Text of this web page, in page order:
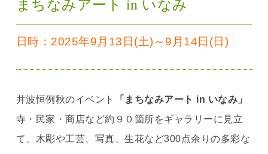
まちなみアート in いなみ
日時：2025年9月13日(土)～9月14日(日)
井波恒例秋のイベント
「まちなみアート in いなみ」
寺・民家・商店など約９０箇所をギャラリーに見立
て、木彫や工芸、写真、生花など300点余りの多彩な